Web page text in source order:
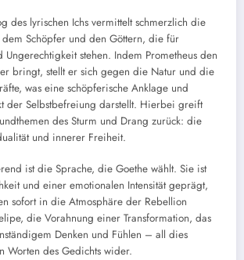
des lyrischen Ichs vermittelt schmerzlich die
dem Schöpfer und den Göttern, die für
Ungerechtigkeit stehen. Indem Prometheus den
bringt, stellt er sich gegen die Natur und die
was eine schöpferische Anklage und
der Selbstbefreiung darstellt. Hierbei greift
des Sturm und Drang zurück: die
und innerer Freiheit.
ist die Sprache, die Goethe wählt. Sie ist
und einer emotionalen Intensität geprägt,
sofort in die Atmosphäre der Rebellion
die Vorahnung einer Transformation, das
Denken und Fühlen – all dies
Worten des Gedichts wider.